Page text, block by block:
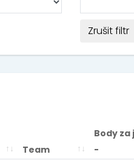
Zrušit filtr
Body
Team -